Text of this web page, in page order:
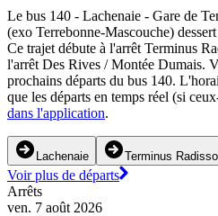
Le bus 140 - Lachenaie - Gare de
(exo Terrebonne-Mascouche)
Ce trajet débute à l'arrêt Terminus
l'arrêt Des Rives / Montée Dumais.
prochains départs du bus 140.
que les départs en temps réel (si
dans l'application.
Lachenaie Terminus
Voir plus de départs
Arrêts
ven. 7 août 2026